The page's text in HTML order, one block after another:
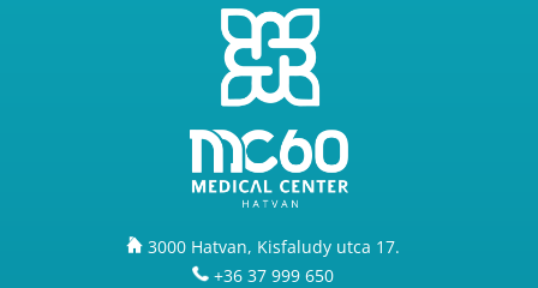
3000 Hatvan, Kisfaludy utca 17.
+36 37 999 650